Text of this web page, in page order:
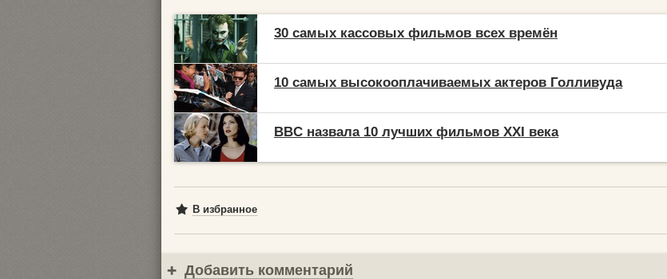
30 самых кассовых фильмов всех времён
10 самых высокооплачиваемых актеров Голливуда
BBC назвала 10 лучших фильмов XXI века
В избранное
Добавить комментарий